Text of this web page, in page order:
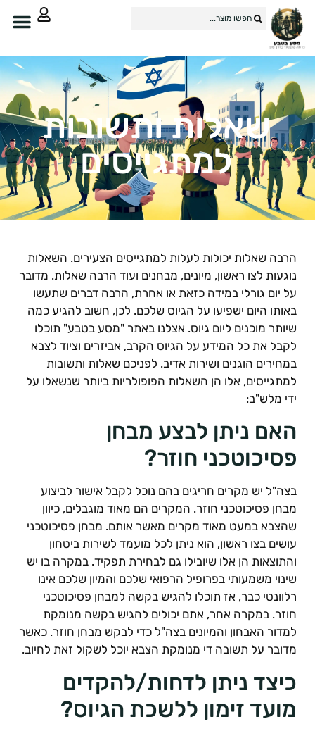
שאלות ותשובות
למתגייסים
שאלות יכולות לעלות למתגייסים הצעירים. השאלות
לצו ראשון, מיונים, מבחנים ועוד הרבה שאלות. מדובר
יום גורלי במידה כזאת או אחרת, הרבה דברים שתעשו
היום ישפיעו על הגיוס שלכם. לכן, חשוב להגיע כמה
מוכנים ליום גיוס. אצלנו באתר "מסע בטבע" תוכלו
את כל המידע על הגיוס הקרב, אביזרים וציוד לצבא
הוגנים ושירות אדיב. לפניכם שאלות ותשובות
אלו הן השאלות הפופולריות ביותר שנשאלו על
מלש"ב:
ניתן לבצע מבחן
חוזר?
יש מקרים חריגים בהם נוכל לקבל אישור לביצוע
פסיכוטכני חוזר. המקרים הם מאוד מוגבלים, כיוון
במעט מאוד מקרים מאשר אותם. מבחן פסיכוטכני
בצו ראשון, הוא ניתן לכל מועמד לשירות ביטחון
הן אלו שיובילו גם לבחירת תפקיד. במקרה בו יש
משמעותי בפרופיל הרפואי שלכם והמיון שלכם אינו
כבר, אז תוכלו להגיש בקשה למבחן פסיכוטכני
במקרה אחר, אתם יכולים להגיש בקשה מנומקת
האבחון והמיונים בצה"ל כדי לבקש מבחן חוזר. כאשר
על תשובה די מנומקת הצבא יוכל לשקול זאת לחיוב.
ניתן לדחות/להקדים
זימון ללשכת הגיוס?